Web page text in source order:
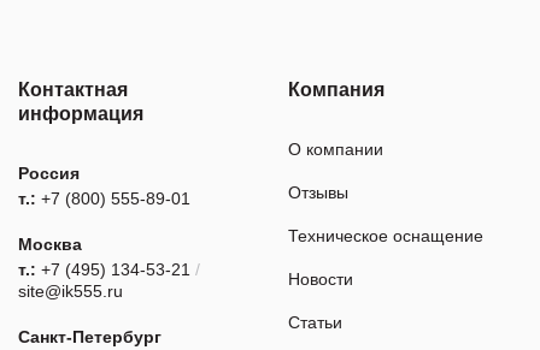
Контактная
информация
Россия
т.: +7 (800) 555-89-01
Москва
т.: +7 (495) 134-53-21 /
site@ik555.ru
Санкт-Петербург
Компания
О компании
Отзывы
Техническое оснащение
Новости
Статьи